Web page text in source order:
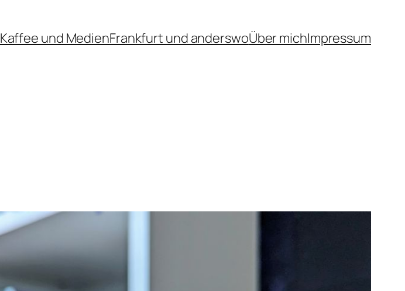
Kaffee und MedienFrankfurt und anderswoÜber michImpressum